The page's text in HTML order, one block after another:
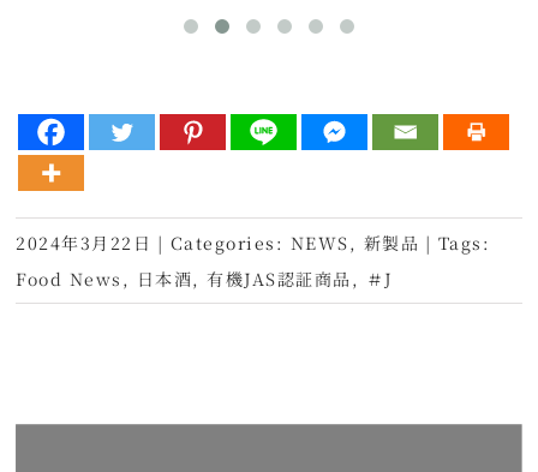
2024年3月22日 | Categories: NEWS, 新製品 | Tags:
Food News , 日本酒, 有機JAS認証商品 , ＃J